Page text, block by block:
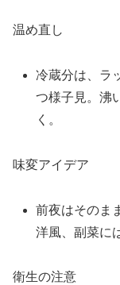
温め直し
冷蔵分は、ラ
つ様子見。沸
く。
味変アイデア
前夜はそのま
洋風、副菜に
衛生の注意